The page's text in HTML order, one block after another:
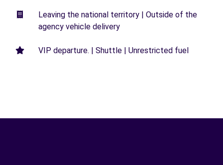
Leaving the national territory | Outside of the
agency vehicle delivery
VIP departure. | Shuttle | Unrestricted fuel